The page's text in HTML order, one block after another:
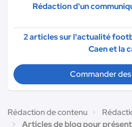
Rédaction d'un
2 articles sur l'actualité
Caen et la
Commander
Rédaction de contenu
Articles de blog pour